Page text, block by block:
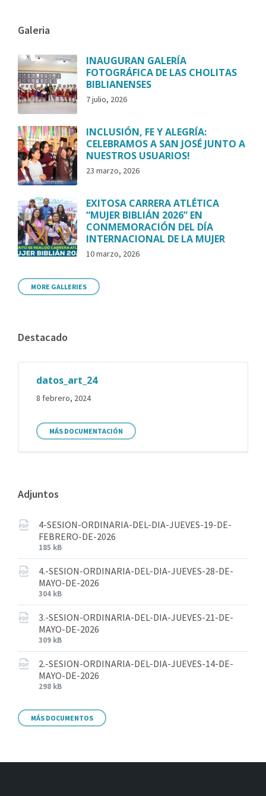
Galeria
INAUGURAN GALERÍA
FOTOGRÁFICA DE LAS CHOLITAS
BIBLIANENSES
7 julio, 2026
INCLUSIÓN, FE Y ALEGRÍA:
CELEBRAMOS A SAN JOSÉ JUNTO A
NUESTROS USUARIOS!
23 marzo, 2026
EXITOSA CARRERA ATLÉTICA
“MUJER BIBLIÁN 2026” EN
CONMEMORACIÓN DEL DÍA
INTERNACIONAL DE LA MUJER
10 marzo, 2026
MORE GALLERIES
Destacado
datos_art_24
8 febrero, 2024
MÁS DOCUMENTACIÓN
Adjuntos
4-SESION-ORDINARIA-DEL-DIA-JUEVES-19-DE-
FEBRERO-DE-2026
185 kB
4.-SESION-ORDINARIA-DEL-DIA-JUEVES-28-DE-
MAYO-DE-2026
304 kB
3.-SESION-ORDINARIA-DEL-DIA-JUEVES-21-DE-
MAYO-DE-2026
309 kB
2.-SESION-ORDINARIA-DEL-DIA-JUEVES-14-DE-
MAYO-DE-2026
298 kB
MÁS DOCUMENTOS